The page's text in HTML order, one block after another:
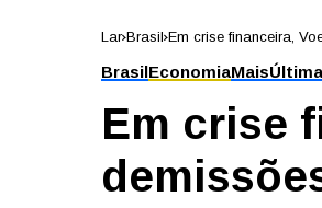
Lar Brasil Em crise financeira,
BrasilEconomiaMais
Em crise